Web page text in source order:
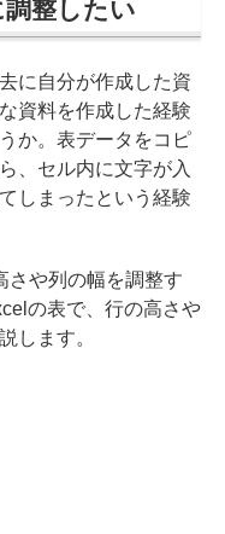
整したい
に自分が作成した資
資料を作成した経験
か。表データをコピ
、セル内に文字が入
しまったという経験
や列の幅を調整す
の表で、行の高さや
します。